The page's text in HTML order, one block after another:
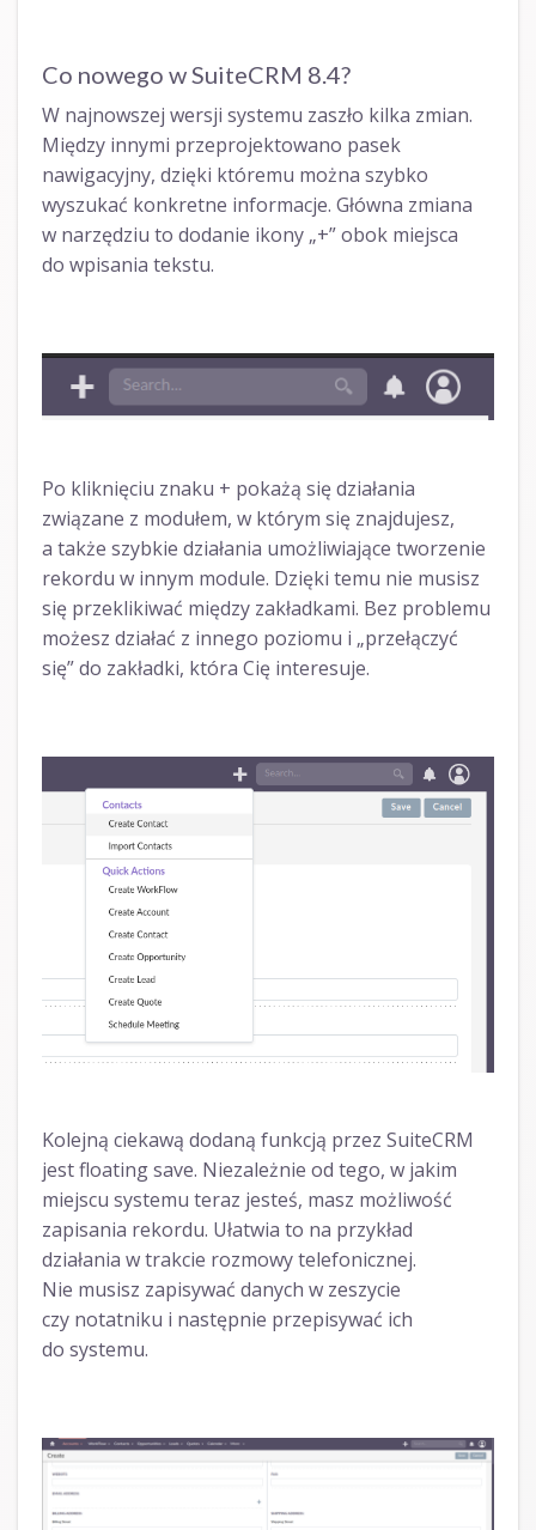
Co nowego w SuiteCRM 8.4?
W najnowszej wersji systemu zaszło kilka zmian.
Między innymi przeprojektowano pasek
nawigacyjny, dzięki któremu można szybko
wyszukać konkretne informacje. Główna zmiana
w narzędziu to dodanie ikony „+” obok miejsca
do wpisania tekstu.
Po kliknięciu znaku + pokażą się działania
związane z modułem, w którym się znajdujesz,
a także szybkie działania umożliwiające tworzenie
rekordu w innym module. Dzięki temu nie musisz
się przeklikiwać między zakładkami. Bez problemu
możesz działać z innego poziomu i „przełączyć
się” do zakładki, która Cię interesuje.
Kolejną ciekawą dodaną funkcją przez SuiteCRM
jest floating save. Niezależnie od tego, w jakim
miejscu systemu teraz jesteś, masz możliwość
zapisania rekordu. Ułatwia to na przykład
działania w trakcie rozmowy telefonicznej.
Nie musisz zapisywać danych w zeszycie
czy notatniku i następnie przepisywać ich
do systemu.